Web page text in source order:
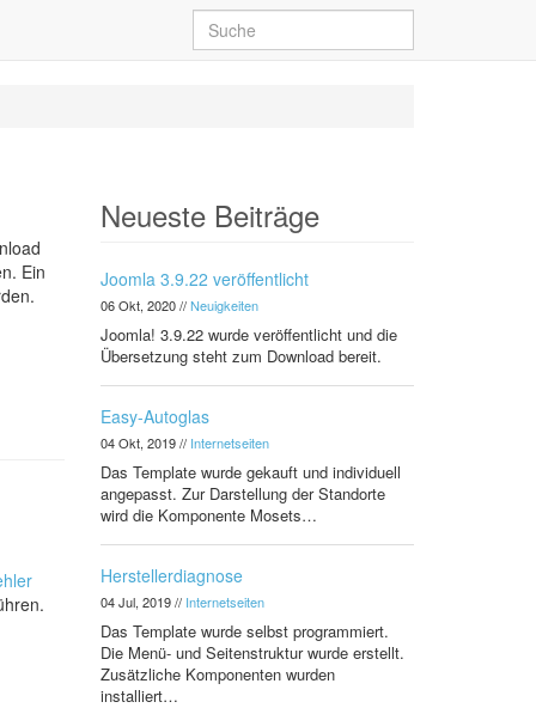
Ein
Neueste Beiträge
Joomla 3.9.22 veröffentlicht
06 Okt, 2020//Neuigkeiten
Joomla! 3.9.22 wurde veröffentlicht und die
Übersetzung steht zum Download bereit.
Easy-Autoglas
04 Okt, 2019// Internetseiten
Das Template wurde gekauft und individuell
angepasst. Zur Darstellung der Standorte
wird die Komponente Mosets…
Herstellerdiagnose
04 Jul, 2019// Internetseiten
Das Template wurde selbst programmiert.
Die Menü- und Seitenstruktur wurde erstellt.
Zusätzliche Komponenten wurden
installiert…